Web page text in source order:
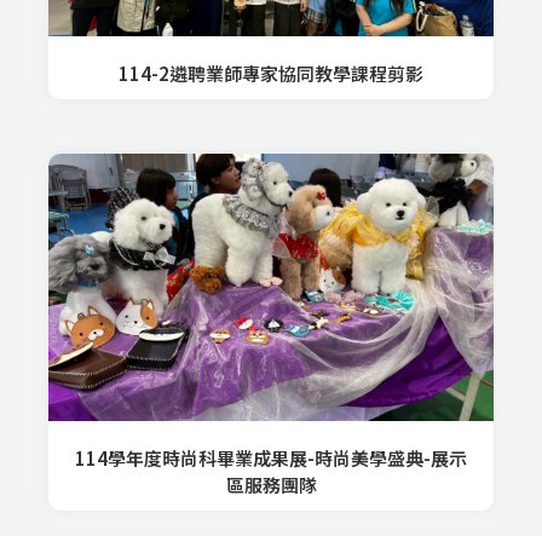
114-2遴聘業師專家協同教學課程剪影
114學年度時尚科畢業成果展-時尚美學盛典-展示
區服務團隊